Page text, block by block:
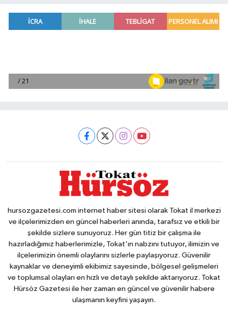
hursozgazetesi.com internet haber sitesi olarak Tokat il merkezi
ve ilçelerimizden en güncel haberleri anında, tarafsız ve etkili bir
şekilde sizlere sunuyoruz. Her gün titiz bir çalışma ile
hazırladığımız haberlerimizle, Tokat'ın nabzını tutuyor, ilimizin ve
ilçelerimizin önemli olaylarını sizlerle paylaşıyoruz. Güvenilir
kaynaklar ve deneyimli ekibimiz sayesinde, bölgesel gelişmeleri
ve toplumsal olayları en hızlı ve detaylı şekilde aktarıyoruz. Tokat
Hürsöz Gazetesi ile her zaman en güncel ve güvenilir habere
ulaşmanın keyfini yaşayın.